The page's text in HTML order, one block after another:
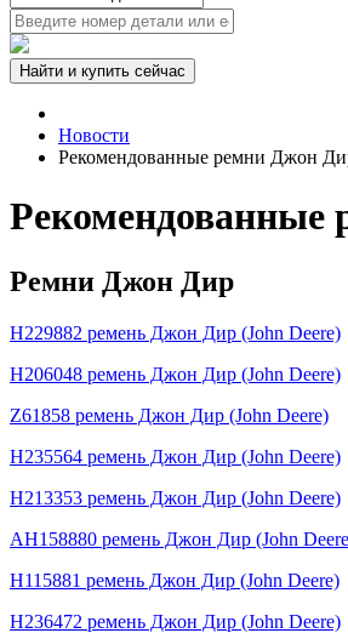
Новости
Рекомендованные ремни Джон
Рекомендованные
Ремни Джон Дир
H229882 ремень Джон Дир (John Deere)
H206048 ремень Джон Дир (John Deere)
Z61858 ремень Джон Дир (John Deere)
H235564 ремень Джон Дир (John Deere)
H213353 ремень Джон Дир (John Deere)
AH158880 ремень Джон Дир (John
H115881 ремень Джон Дир (John Deere)
H236472 ремень Джон Дир (John Deere)